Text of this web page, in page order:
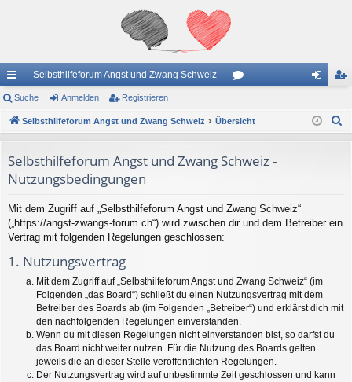
ch
ne
ug
Selbsthilfeforum Angst und Zwang Schweiz
en m ist
Suche Anmelden Registrieren
Selbsthilfeforum Angst und Zwang Schweiz Übersicht
Selbsthilfeforum Angst und Zwang Schweiz -
Nutzungsbedingungen
Mit dem Zugriff auf „Selbsthilfeforum Angst und Zwang Schweiz“
(„https://angst-zwangs-forum.ch“) wird zwischen dir und dem Betreiber ein
Vertrag mit folgenden Regelungen geschlossen:
1. Nutzungsvertrag
Mit dem Zugriff auf „Selbsthilfeforum Angst und Zwang Schweiz“ (im
Folgenden „das Board“) schließt du einen Nutzungsvertrag mit dem
Betreiber des Boards ab (im Folgenden „Betreiber“) und erklärst dich mit
den nachfolgenden Regelungen einverstanden.
Wenn du mit diesen Regelungen nicht einverstanden bist, so darfst du
das Board nicht weiter nutzen. Für die Nutzung des Boards gelten
jeweils die an dieser Stelle veröffentlichten Regelungen.
Der Nutzungsvertrag wird auf unbestimmte Zeit geschlossen und kann